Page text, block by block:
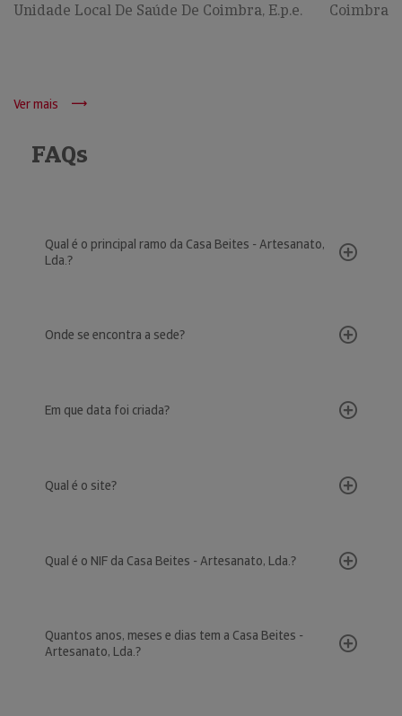
Unidade Local De Saúde De Coimbra, E.p.e. Coimbra
Ver mais
FAQs
Qual é o principal ramo da Casa Beites - Artesanato,
Lda.?
Onde se encontra a sede?
Em que data foi criada?
Qual é o site?
Qual é o NIF da Casa Beites - Artesanato, Lda.?
Quantos anos, meses e dias tem a Casa Beites -
Artesanato, Lda.?